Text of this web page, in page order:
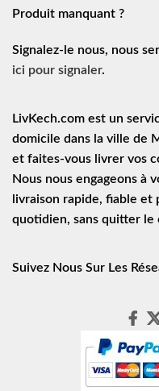
Produit manquant ?
Signalez-le nous, nous
ici pour signaler.
LivKech.com est un
domicile dans la ville de
et faites-vous livrer vos
Nous nous engageons à
livraison rapide, fiable et
quotidien, sans quitter
Suivez Nous Sur Les